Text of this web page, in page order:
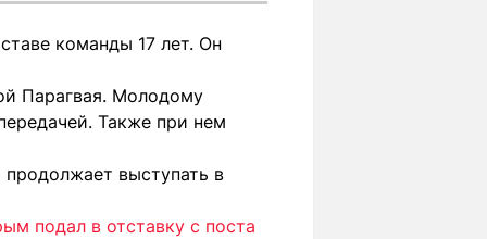
команды 17 лет. Он
Парагвая. Молодому
Также при нем
выступать в
подал в отставку с поста